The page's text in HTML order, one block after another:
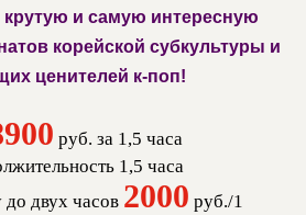
и самую интересную
корейской субкультуры и
ценителей к-поп!
руб. за 1,5 часа
1,5 часа
двух часов 2000 руб./1